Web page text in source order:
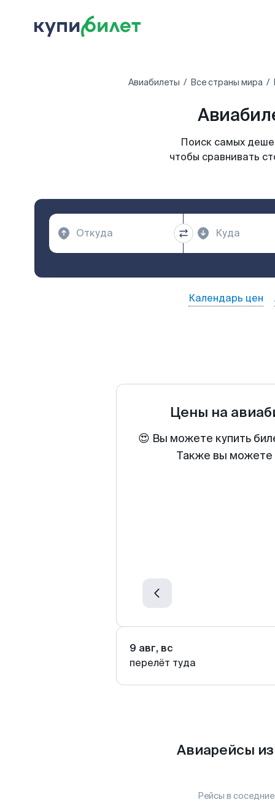
Авиабилеты Все страны мира
Поиск самых
чтобы сравнивать
Календарь цен
Цены на
😍 Вы можете купить
Также вы можете
9 авг, вс
перелёт туда
Авиарейсы
Рейсы в